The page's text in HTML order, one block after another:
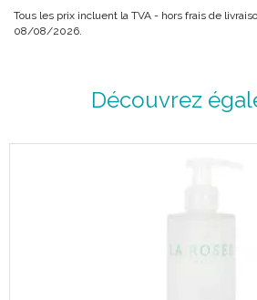
Tous les prix incluent la TVA - hors frais de
08/08/2026.
Découvrez